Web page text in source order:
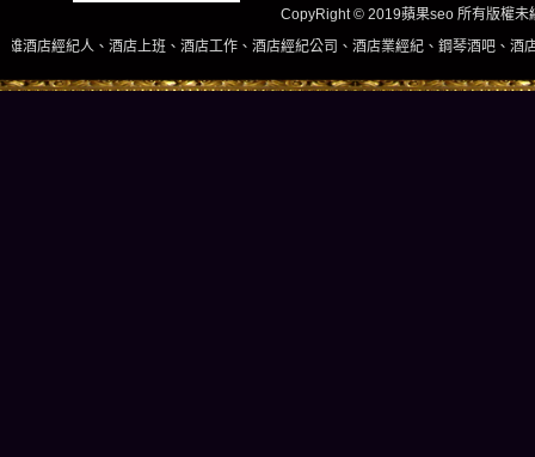
CopyRight © 2019蘋果seo 所有版權未
店上班、酒店工作、酒店經紀公司、酒店業經紀、鋼琴酒吧、酒店小姐、酒店